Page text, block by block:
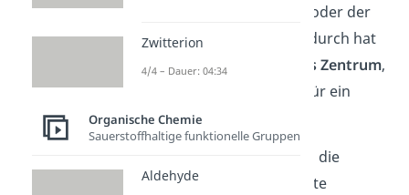
durch Hitze, Bestrahlung oder der
Zufuhr von Radikalen.
Dadurch hat
dein Monomer ein
aktives Zentrum,
eine Bindungsstelle für ein
weiteres Monomer.
In Schritt zwei kann durch die
Propagation
nun eine Kette
Zwitterion
4/4 – Dauer: 04:34
Organische Chemie
Sauerstoffhaltige funktionelle Gruppen
Aldehyde